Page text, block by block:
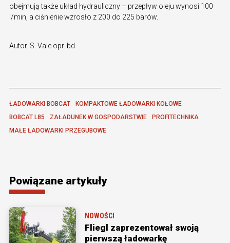
obejmują także układ hydrauliczny – przepływ oleju wynosi 100
l/min, a ciśnienie wzrosło z 200 do 225 barów.
Autor. S. Vale opr. bd
ŁADOWARKI BOBCAT
KOMPAKTOWE ŁADOWARKI KOŁOWE
BOBCAT L85
ZAŁADUNEK W GOSPODARSTWIE
PROFITECHNIKA
MAŁE ŁADOWARKI PRZEGUBOWE
Powiązane artykuły
NOWOŚCI
Fliegl zaprezentował swoją
pierwszą ładowarkę